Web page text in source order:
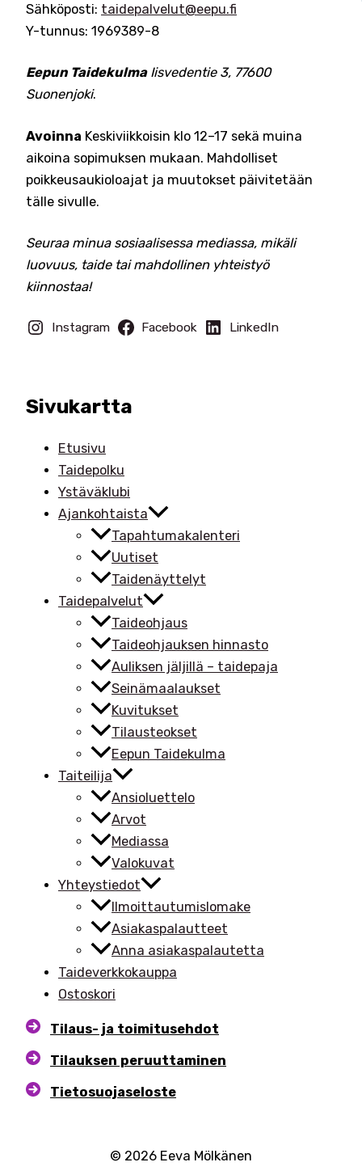
Sähköposti: taidepalvelut@eepu.fi
Y-tunnus: 1969389-8
Eepun Taidekulma Iisvedentie 3, 77600
Suonenjoki.
Avoinna Keskiviikkoisin klo 12–17 sekä muina
aikoina sopimuksen mukaan. Mahdolliset
poikkeusaukioloajat ja muutokset päivitetään
tälle sivulle.
Seuraa minua sosiaalisessa mediassa, mikäli
luovuus, taide tai mahdollinen yhteistyö
kiinnostaa!
Instagram Facebook LinkedIn
Sivukartta
Etusivu
Taidepolku
Ystäväklubi
Ajankohtaista
Tapahtumakalenteri
Uutiset
Taidenäyttelyt
Taidepalvelut
Taideohjaus
Taideohjauksen hinnasto
Auliksen jäljillä – taidepaja
Seinämaalaukset
Kuvitukset
Tilausteokset
Eepun Taidekulma
Taiteilija
Ansioluettelo
Arvot
Mediassa
Valokuvat
Yhteystiedot
Ilmoittautumislomake
Asiakaspalautteet
Anna asiakaspalautetta
Taideverkkokauppa
Ostoskori
Tilaus- ja toimitusehdot
Tilauksen peruuttaminen
Tietosuojaseloste
© 2026 Eeva Mölkänen